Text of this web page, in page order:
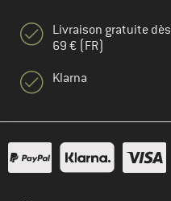
Livraison gratuite dès
69 € (FR)
Klarna